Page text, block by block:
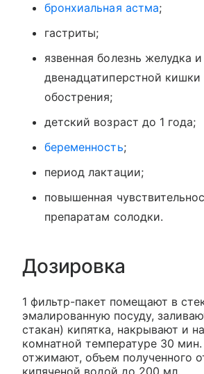
бронхиальная астма;
гастриты;
язвенная болезнь желудка и
двенадцатиперстной
обострения;
детский возраст до 1 года;
беременность;
период лактации;
повышенная
препаратам солодки.
Дозировка
1 фильтр-пакет помещают в
эмалированную посуду,
стакан) кипятка, накрывают и
комнатной температуре 30
отжимают, объем полученного
кипяченой водой до 200 мл.